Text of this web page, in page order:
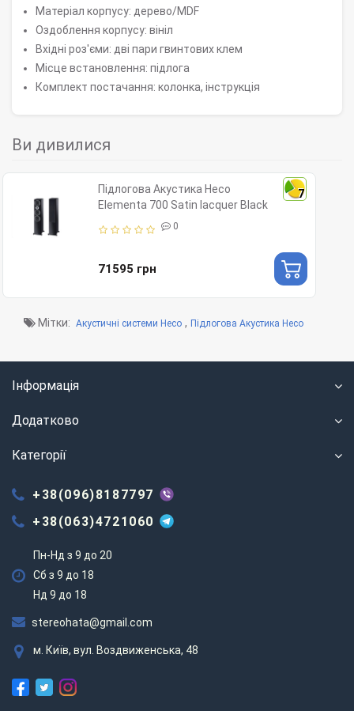
Матеріал корпусу: дерево/MDF
Оздоблення корпусу: вініл
Вхідні роз'єми: дві пари гвинтових клем
Місце встановлення: підлога
Комплект постачання: колонка, інструкція
Ви дивилися
7
Підлогова Акустика Heco
Elementa 700 Satin lacquer Black
0
71595 грн
Мітки: Акустичні системи Heco , Підлогова Акустика Heco
Інформація
Додатково
Категорії
+38(096)8187797
+38(063)4721060
Пн-Нд з 9 до 20
Сб з 9 до 18
Нд 9 до 18
stereohata@gmail.com
м. Київ, вул. Воздвиженська, 48